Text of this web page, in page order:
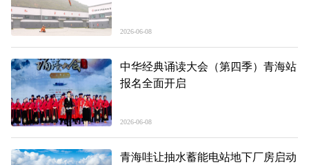
2026-06-08
中华经典诵读大会（第四季）青海站
报名全面开启
2026-06-08
青海哇让抽水蓄能电站地下厂房启动